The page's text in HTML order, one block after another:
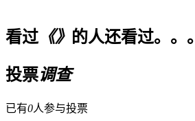
看过《》 的人还看过。。。
投票调查
已有0人参与投票